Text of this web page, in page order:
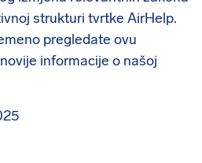
strukturi tvrtke AirHelp.
pregledate ovu
informacije o našoj